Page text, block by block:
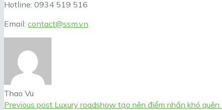
Hotline: 0934 519 516
Email: contact@ssm.vn
Thao Vu
Previous post Luxury roadshow tạo nên điểm nhấn khó quên